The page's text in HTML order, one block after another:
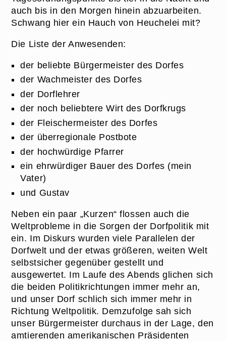
auch bis in den Morgen hinein abzuarbeiten.
Schwang hier ein Hauch von Heuchelei mit?
Die Liste der Anwesenden:
der beliebte Bürgermeister des Dorfes
der Wachmeister des Dorfes
der Dorflehrer
der noch beliebtere Wirt des Dorfkrugs
der Fleischermeister des Dorfes
der überregionale Postbote
der hochwürdige Pfarrer
ein ehrwürdiger Bauer des Dorfes (mein
Vater)
und Gustav
Neben ein paar „Kurzen“ flossen auch die
Weltprobleme in die Sorgen der Dorfpolitik mit
ein. Im Diskurs wurden viele Parallelen der
Dorfwelt und der etwas größeren, weiten Welt
selbstsicher gegenüber gestellt und
ausgewertet. Im Laufe des Abends glichen sich
die beiden Politikrichtungen immer mehr an,
und unser Dorf schlich sich immer mehr in
Richtung Weltpolitik. Demzufolge sah sich
unser Bürgermeister durchaus in der Lage, den
amtierenden amerikanischen Präsidenten